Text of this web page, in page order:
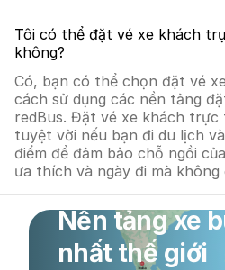
Tôi có thể đặt vé xe khách
không?
Có, bạn có thể chọn đặt vé
cách sử dụng các nền tảng
redBus. Đặt vé xe khách
tuyệt vời nếu bạn đi du lịch
điểm để đảm bảo chỗ ngồi
ưa thích và ngày đi mà
Nền tảng xe
nhất thế giới